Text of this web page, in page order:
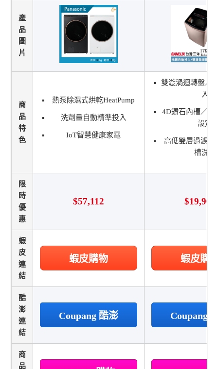
產
品
圖
片
商
品
特
色
熱泵除濕式烘乾HeatPump
洗劑量自動精準投入
IoT智慧健康家電
雙漩渦迴轉盤／
入
4D鑽石內槽／6
設定
高低雙層過濾網
槽洗淨
限
時
優
惠
$57,112 $19,900
蝦
皮
連
結
蝦皮購物 蝦皮購
酷
澎
連
結
Coupang 酷澎 Coupang
商
品